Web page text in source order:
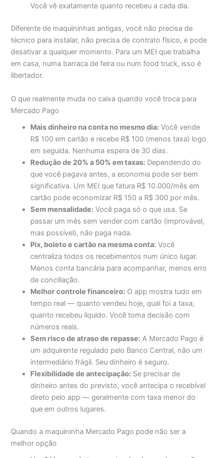
Você vê exatamente quanto recebeu a cada dia.
Diferente de maquininhas antigas, você não precisa de
técnico para instalar, não precisa de contrato físico, e pode
desativar a qualquer momento. Para um MEI que trabalha
em casa, numa barraca de feira ou num food truck, isso é
libertador.
O que realmente muda no caixa quando você troca para
Mercado Pago
Mais dinheiro na conta no mesmo dia: Você vende
R$ 100 em cartão e recebe R$ 100 (menos taxa) logo
em seguida. Nenhuma espera de 30 dias.
Redução de 20% a 50% em taxas: Dependendo do
que você pagava antes, a economia pode ser bem
significativa. Um MEI que fatura R$ 10.000/mês em
cartão pode economizar R$ 150 a R$ 300 por mês.
Sem mensalidade: Você paga só o que usa. Se
passar um mês sem vender com cartão (improvável,
mas possível), não paga nada.
Pix, boleto e cartão na mesma conta: Você
centraliza todos os recebimentos num único lugar.
Menos conta bancária para acompanhar, menos erro
de conciliação.
Melhor controle financeiro: O app mostra tudo em
tempo real — quanto vendeu hoje, qual foi a taxa,
quanto recebeu líquido. Você toma decisão com
números reais.
Sem risco de atraso de repasse: A Mercado Pago é
um adquirente regulado pelo Banco Central, não um
intermediário frágil. Seu dinheiro é seguro.
Flexibilidade de antecipação: Se precisar de
dinheiro antes do previsto, você antecipa o recebível
direto pelo app — geralmente com taxa menor do
que em outros lugares.
Quando a maquininha Mercado Pago pode não ser a
melhor opção